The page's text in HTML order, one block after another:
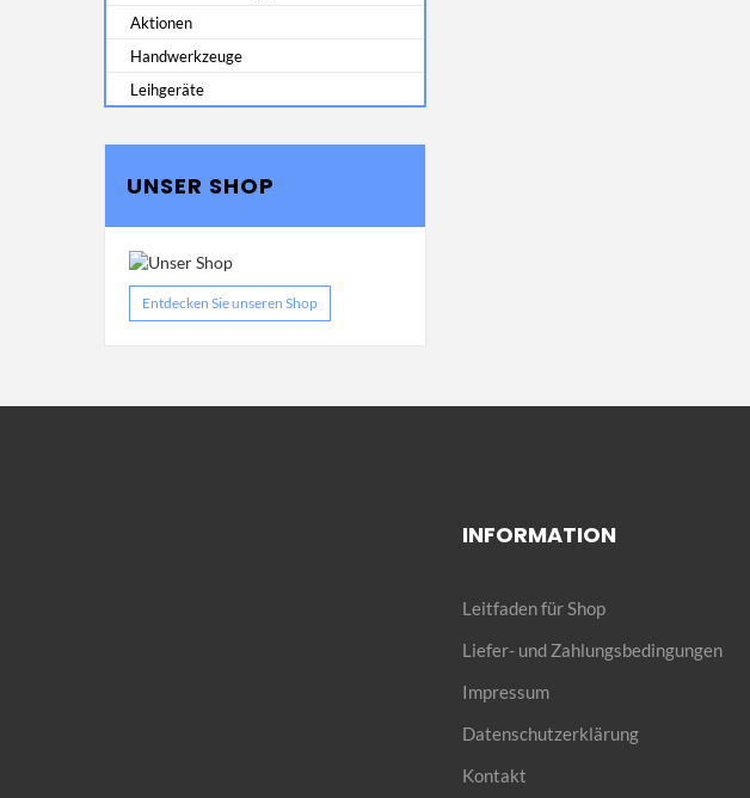
Aktionen
Handwerkzeuge
Leihgeräte
UNSER SHOP
Entdecken Sie unseren Shop
INFORMATION
Leitfaden für Shop
Liefer- und Zahlungsbedingungen
Impressum
Datenschutzerklärung
Kontakt